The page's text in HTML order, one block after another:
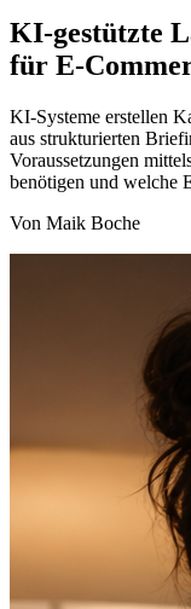
KI-gestützte
für E-
KI-Systeme erstellen
aus strukturierten
Voraussetzungen
benötigen und welche
Von Maik Boche